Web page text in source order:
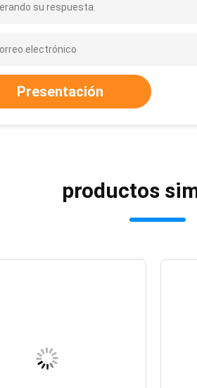
su respuesta.
Presentación
productos